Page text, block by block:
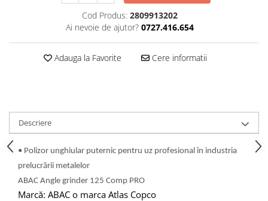
Cod Produs: 2809913202
Ai nevoie de ajutor? 0727.416.654
Adauga la Favorite Cere informatii
Descriere
• Polizor unghiular puternic pentru uz profesional în industria
prelucrării metalelor
ABAC Angle grinder 125 Comp PRO
Marcă: ABAC o marca Atlas Copco